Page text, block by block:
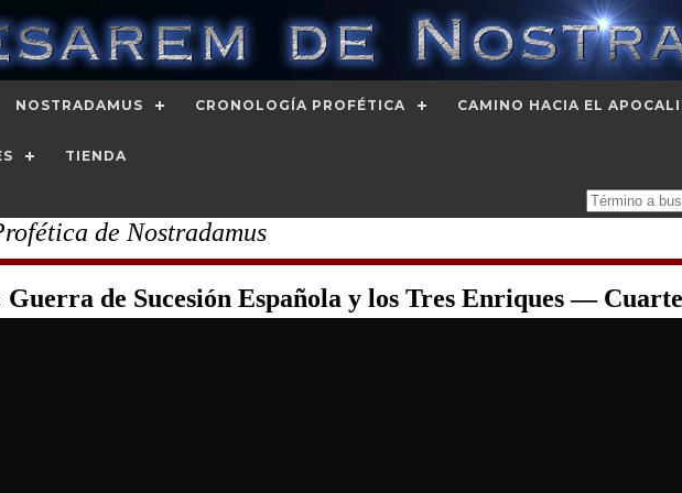
NOSTRADAMUS CRONOLOGÍA PROFÉTICA CAMINO HACIA EL
TIENDA
de Nostradamus
Guerra de Sucesión Española y los Tres Enriques —